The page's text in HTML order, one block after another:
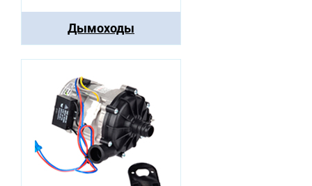
Дымоходы